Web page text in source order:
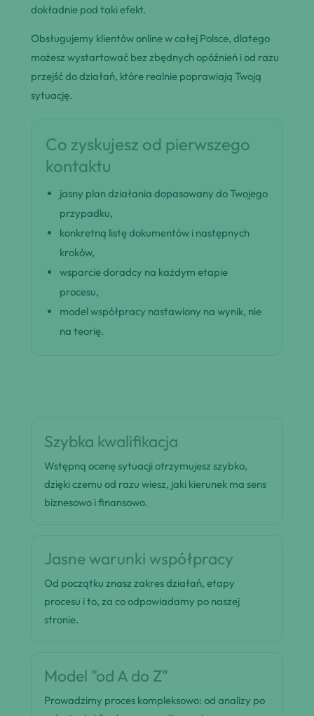
dokładnie pod taki efekt.
Obsługujemy klientów online w całej Polsce, dlatego
możesz wystartować bez zbędnych opóźnień i od razu
przejść do działań, które realnie poprawiają Twoją
sytuację.
Co zyskujesz od pierwszego
kontaktu
jasny plan działania dopasowany do Twojego
przypadku,
konkretną listę dokumentów i następnych
kroków,
wsparcie doradcy na każdym etapie
procesu,
model współpracy nastawiony na wynik, nie
na teorię.
Szybka kwalifikacja
Wstępną ocenę sytuacji otrzymujesz szybko,
dzięki czemu od razu wiesz, jaki kierunek ma sens
biznesowo i finansowo.
Jasne warunki współpracy
Od początku znasz zakres działań, etapy
procesu i to, za co odpowiadamy po naszej
stronie.
Model "od A do Z"
Prowadzimy proces kompleksowo: od analizy po